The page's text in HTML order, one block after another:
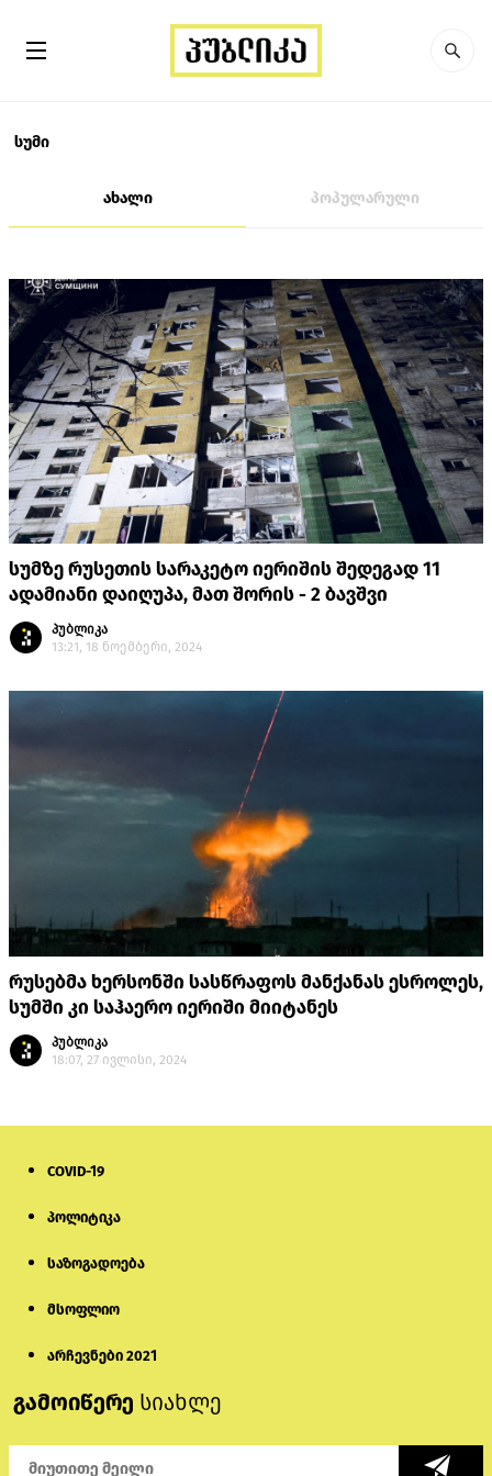
სუმი
ახალი პოპულარული
სუმზე რუსეთის სარაკეტო იერიშის შედეგად 11
ადამიანი დაიღუპა, მათ შორის - 2 ბავშვი
პუბლიკა
13:21, 18 ნოემბერი, 2024
რუსებმა ხერსონში სასწრაფოს მანქანას ესროლეს,
სუმში კი საჰაერო იერიში მიიტანეს
პუბლიკა
18:07, 27 ივლისი, 2024
COVID-19
პოლიტიკა
საზოგადოება
მსოფლიო
არჩევნები 2021
გამოიწერე სიახლე